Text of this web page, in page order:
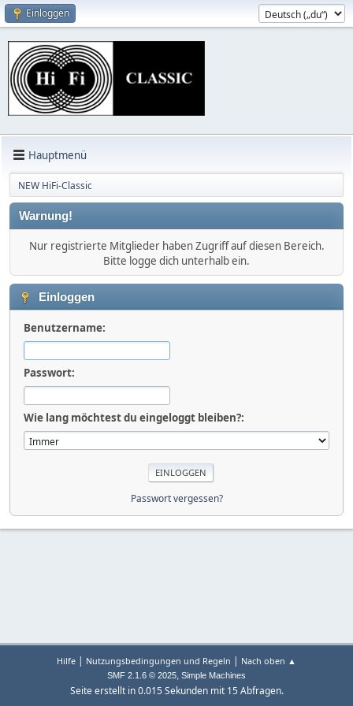
Einloggen
Hauptmenü
NEW HiFi-Classic
Warnung!
Nur registrierte Mitglieder haben Zugriff auf diesen Bereich.
Bitte logge dich unterhalb ein.
Einloggen
Benutzername:
Passwort:
Wie lang möchtest du eingeloggt bleiben?:
Passwort vergessen?
Hilfe | Nutzungsbedingungen und Regeln | Nach oben ▲
SMF 2.1.6 © 2025, Simple Machines
Seite erstellt in 0.015 Sekunden mit 15 Abfragen.